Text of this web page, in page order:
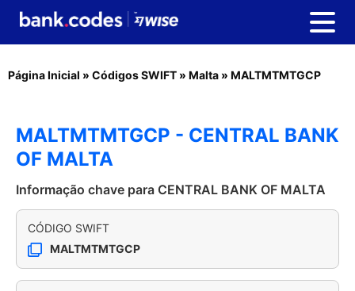
Página Inicial » Códigos SWIFT » Malta » MALTMTMTGCP
MALTMTMTGCP - CENTRAL BANK
OF MALTA
Informação chave para CENTRAL BANK OF MALTA
CÓDIGO SWIFT
MALTMTMTGCP